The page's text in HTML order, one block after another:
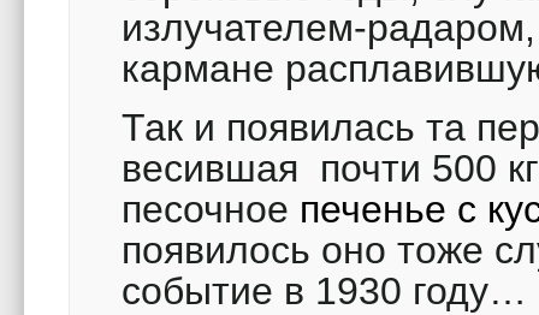
излучателем-
кармане
Так и появилась та
весившая почти 500
песочное печенье с
появилось оно тоже
событие в 1930 году…